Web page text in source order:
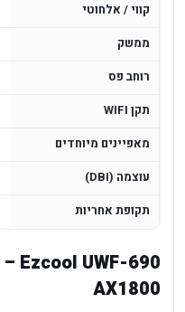
קווי / אלחוטי
ממשק
רוחב פס
תקן WIFI
מאפיינים מיוחדים
עוצמה (DBI)
תקופת אחריות